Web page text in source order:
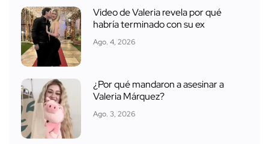
Video de Valeria revela por qué
habría terminado con su ex
Ago. 4, 2026
¿Por qué mandaron a asesinar a
Valeria Márquez?
Ago. 3, 2026